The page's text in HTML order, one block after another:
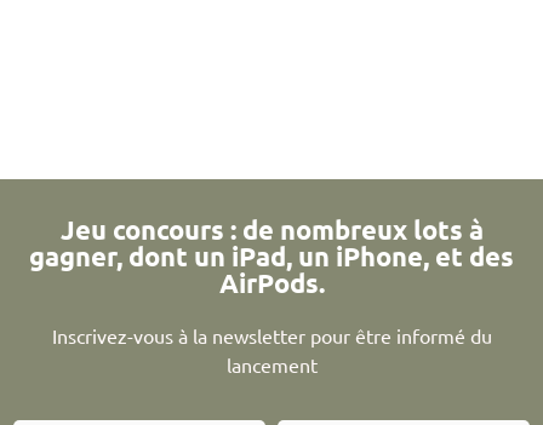
Jeu concours : de nombreux lots à
gagner, dont un iPad, un iPhone, et des
AirPods.
Inscrivez-vous à la newsletter pour être informé du
lancement